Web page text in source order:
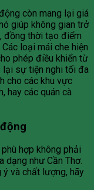
còn mang lại giá
giúp không gian trở
đồng thời tạo điểm
loại mái che hiện
phép điều khiển từ
lại sự tiện nghi tối đa
cho các khu vực
hay các quán cà
hợp không phải
dạng như Cần Thơ.
và chất lượng, hãy